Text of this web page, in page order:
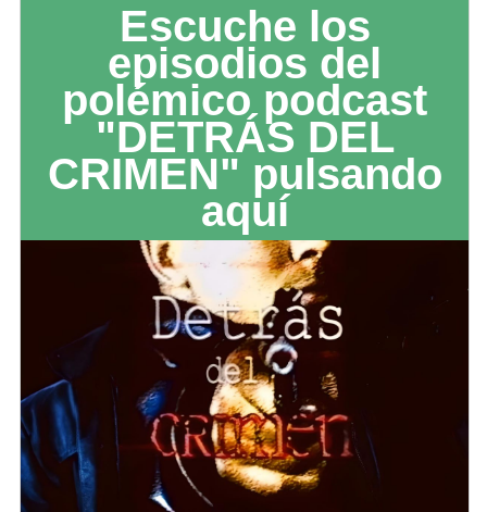
Escuche los
episodios del
polémico podcast
"DETRÁS DEL
CRIMEN" pulsando
aquí